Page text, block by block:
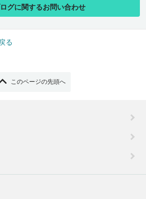
グに関するお問い合わせ
る
このページの先頭へ